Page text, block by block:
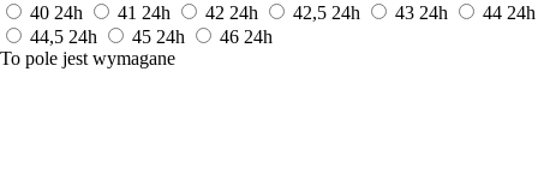
40 24h 41 24h 42 24h 42,5 24h 43 24h 44 24h
44,5 24h 45 24h 46 24h
To pole jest wymagane